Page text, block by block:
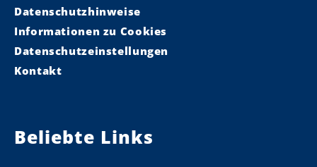
Datenschutzhinweise
Informationen zu Cookies
Datenschutzeinstellungen
Kontakt
Beliebte Links